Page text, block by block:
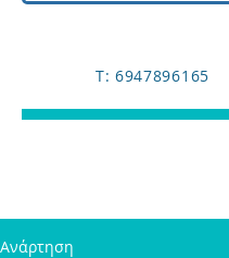
Τ: 6947896165
Ανάρτηση